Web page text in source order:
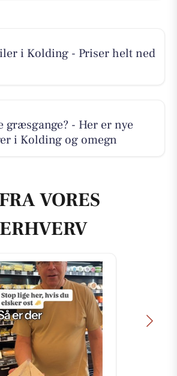
i Kolding - Priser helt ned
græsgange? - Her er nye
i Kolding og omegn
VORES